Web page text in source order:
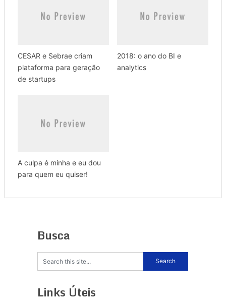
CESAR e Sebrae criam
plataforma para geração
de startups
2018: o ano do BI e
analytics
A culpa é minha e eu dou
para quem eu quiser!
Busca
Links Úteis